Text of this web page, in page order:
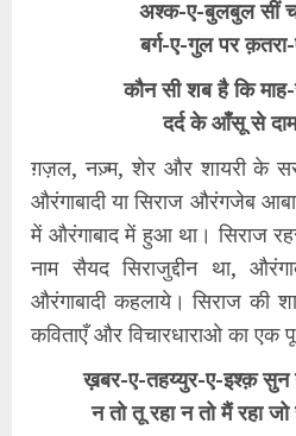
अश्‍क-ए-बुलबुल सीं
बर्ग-ए-गुल पर
कौन सी शब है कि माह-
दर्द के आँसू से
ग़ज़ल, नज़्म, शेर और शायरी के
औरंगाबादी या सिराज औरंगजेब
में औरंगाबाद में हुआ था। सिराज
नाम सैयद सिराजुद्दीन था,
औरंगाबादी कहलाये। सिराज की
कविताएँ और विचारधाराओ का एक
ख़बर-ए-तहय्युर-ए-इश्क़ सुन
न तो तू रहा न तो मैं रहा